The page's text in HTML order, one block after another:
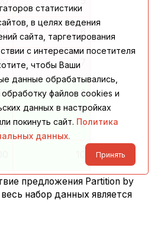
8
9
предложения Partition by
набор данных является
статистики
в целях ведения
сайта, таргетирования
с интересами посетителя
чтобы Ваши
данные обрабатывались,
файлов cookies и
данных в настройках
покинуть сайт. Политика
данных.
Принять